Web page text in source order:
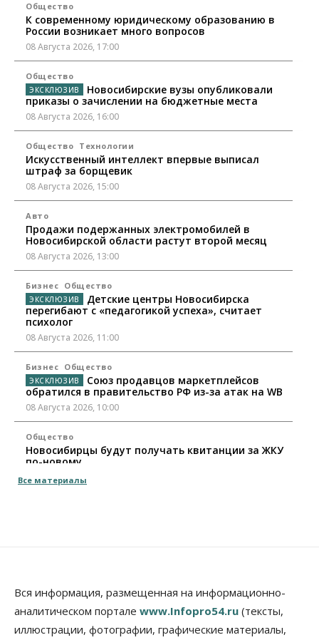
Общество
К современному юридическому образованию в
России возникает много вопросов
08 Августа 2026, 17:00
Общество
Новосибирские вузы опубликовали
приказы о зачислении на бюджетные места
08 Августа 2026, 16:00
Общество Технологии
Искусственный интеллект впервые выписал
штраф за борщевик
08 Августа 2026, 15:00
Авто
Продажи подержанных электромобилей в
Новосибирской области растут второй месяц
08 Августа 2026, 13:00
Бизнес Общество
Детские центры Новосибирска
перегибают с «педагогикой успеха», считает
психолог
08 Августа 2026, 11:00
Бизнес Общество
Союз продавцов маркетплейсов
обратился в правительство РФ из-за атак на WB
08 Августа 2026, 10:00
Общество
Новосибирцы будут получать квитанции за ЖКУ
по-новому
08 Августа 2026, 09:00
В Новосибирске прошёл митинг
против нового закона о памятниках
07 Августа 2026, 18:00
Все материалы
Вся информация, размещенная на информационно-
аналитическом портале www.Infopro54.ru (тексты,
иллюстрации, фотографии, графические материалы,